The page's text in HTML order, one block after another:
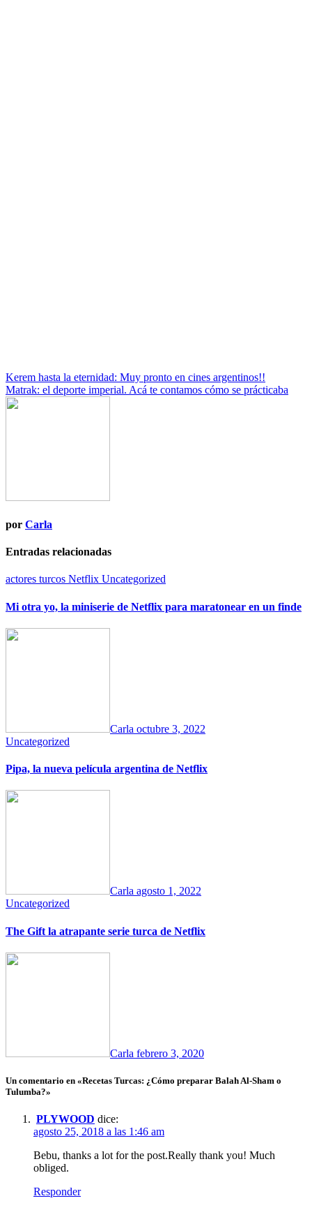
Navegación
de
Kerem hasta la eternidad: Muy pronto en cines argentinos!!
Matrak: el deporte imperial. Acá te contamos cómo se prácticaba
por Carla
Entradas relacionadas
actores turcos Netflix Uncategorized
Mi otra yo, la miniserie de Netflix para maratonear en un finde
Carla octubre 3, 2022
Uncategorized
Pipa, la nueva película argentina de Netflix
Carla agosto 1, 2022
Uncategorized
The Gift la atrapante serie turca de Netflix
Carla febrero 3, 2020
Un comentario en «Recetas Turcas: ¿Cómo preparar Balah Al-Sham o
Tulumba?»
PLYWOOD dice:
agosto 25, 2018 a las 1:46 am
Bebu, thanks a lot for the post.Really thank you! Much
obliged.
Responder